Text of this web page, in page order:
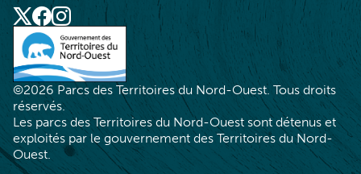
EN RÉSERVEZ
Social
Media
X Facebook
Instagram
©2026 Parcs des Territoires du Nord-Ouest. Tous droits
réservés.
Les parcs des Territoires du Nord-Ouest sont détenus et
exploités par le gouvernement des Territoires du Nord-
Ouest.